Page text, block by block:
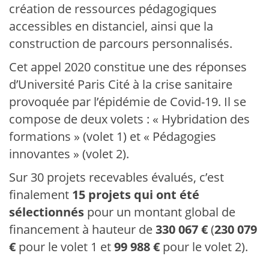
création de ressources pédagogiques
accessibles en distanciel, ainsi que la
construction de parcours personnalisés.
Cet appel 2020 constitue une des réponses
d’Université Paris Cité à la crise sanitaire
provoquée par l’épidémie de Covid-19. Il se
compose de deux volets : « Hybridation des
formations » (volet 1) et « Pédagogies
innovantes » (volet 2).
Sur 30 projets recevables évalués, c’est
finalement 15 projets qui ont été
sélectionnés pour un montant global de
financement à hauteur de330 067 €(230 079
€ pour le volet 1 et99 988 € pour le volet 2).